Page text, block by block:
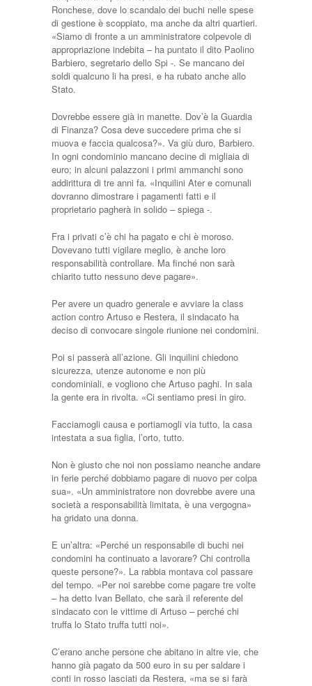
Ronchese, dove lo scandalo dei buchi nelle spese
di gestione è scoppiato, ma anche da altri quartieri.
«Siamo di fronte a un amministratore colpevole di
appropriazione indebita – ha puntato il dito Paolino
Barbiero, segretario dello Spi -. Se mancano dei
soldi qualcuno li ha presi, e ha rubato anche allo
Stato.
Dovrebbe essere già in manette. Dov’è la Guardia
di Finanza? Cosa deve succedere prima che si
muova e faccia qualcosa?». Va giù duro, Barbiero.
In ogni condominio mancano decine di migliaia di
euro; in alcuni palazzoni i primi ammanchi sono
addirittura di tre anni fa. «Inquilini Ater e comunali
dovranno dimostrare i pagamenti fatti e il
proprietario pagherà in solido – spiega -.
Fra i privati c’è chi ha pagato e chi è moroso.
Dovevano tutti vigilare meglio, è anche loro
responsabilità controllare. Ma finché non sarà
chiarito tutto nessuno deve pagare».
Per avere un quadro generale e avviare la class
action contro Artuso e Restera, il sindacato ha
deciso di convocare singole riunione nei condomini.
Poi si passerà all’azione. Gli inquilini chiedono
sicurezza, utenze autonome e non più
condominiali, e vogliono che Artuso paghi. In sala
la gente era in rivolta. «Ci sentiamo presi in giro.
Facciamogli causa e portiamogli via tutto, la casa
intestata a sua figlia, l’orto, tutto.
Non è giusto che noi non possiamo neanche andare
in ferie perché dobbiamo pagare di nuovo per colpa
sua». «Un amministratore non dovrebbe avere una
società a responsabilità limitata, è una vergogna»
ha gridato una donna.
E un’altra: «Perché un responsabile di buchi nei
condomini ha continuato a lavorare? Chi controlla
queste persone?». La rabbia montava col passare
del tempo. «Per noi sarebbe come pagare tre volte
– ha detto Ivan Bellato, che sarà il referente del
sindacato con le vittime di Artuso – perché chi
truffa lo Stato truffa tutti noi».
C’erano anche persone che abitano in altre vie, che
hanno già pagato da 500 euro in su per saldare i
conti in rosso lasciati da Restera, «ma se si farà